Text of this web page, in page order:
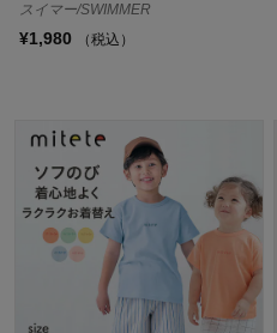
スイマー/SWIMMER
¥1,980 （税込）